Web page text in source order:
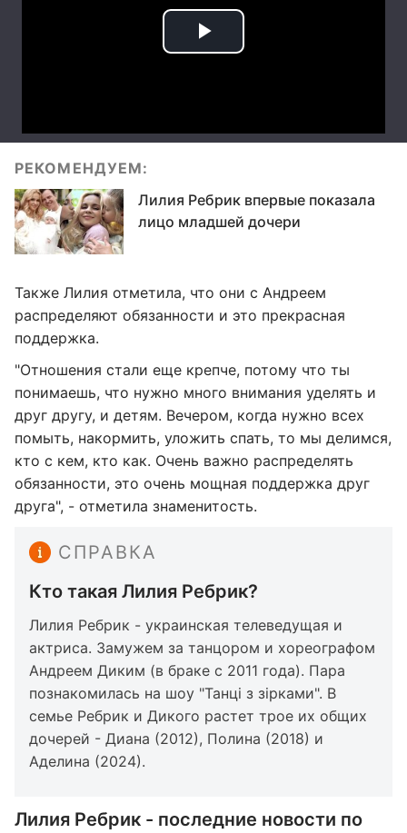
РЕКОМЕНДУЕМ:
Лилия Ребрик впервые показала
лицо младшей дочери
Также Лилия отметила, что они с Андреем
распределяют обязанности и это прекрасная
поддержка.
"Отношения стали еще крепче, потому что ты
понимаешь, что нужно много внимания уделять и
друг другу, и детям. Вечером, когда нужно всех
помыть, накормить, уложить спать, то мы делимся,
кто с кем, кто как. Очень важно распределять
обязанности, это очень мощная поддержка друг
друга", - отметила знаменитость.
СПРАВКА
Кто такая Лилия Ребрик?
Лилия Ребрик - украинская телеведущая и
актриса. Замужем за танцором и хореографом
Андреем Диким (в браке с 2011 года). Пара
познакомилась на шоу "Танці з зірками". В
семье Ребрик и Дикого растет трое их общих
дочерей - Диана (2012), Полина (2018) и
Аделина (2024).
Лилия Ребрик - последние новости по